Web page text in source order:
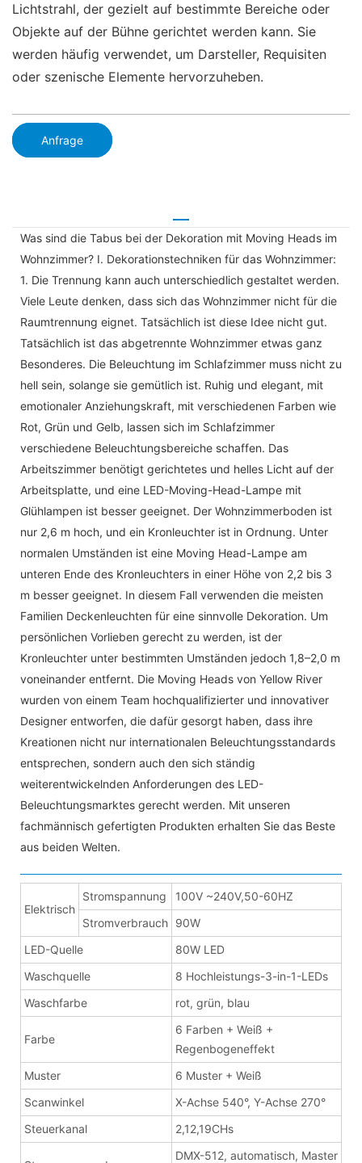
Lichtstrahl, der gezielt auf bestimmte Bereiche oder
Objekte auf der Bühne gerichtet werden kann. Sie
werden häufig verwendet, um Darsteller, Requisiten
oder szenische Elemente hervorzuheben.
Anfrage
Was sind die Tabus bei der Dekoration mit Moving Heads im
Wohnzimmer? I. Dekorationstechniken für das Wohnzimmer:
1. Die Trennung kann auch unterschiedlich gestaltet werden.
Viele Leute denken, dass sich das Wohnzimmer nicht für die
Raumtrennung eignet. Tatsächlich ist diese Idee nicht gut.
Tatsächlich ist das abgetrennte Wohnzimmer etwas ganz
Besonderes. Die Beleuchtung im Schlafzimmer muss nicht zu
hell sein, solange sie gemütlich ist. Ruhig und elegant, mit
emotionaler Anziehungskraft, mit verschiedenen Farben wie
Rot, Grün und Gelb, lassen sich im Schlafzimmer
verschiedene Beleuchtungsbereiche schaffen. Das
Arbeitszimmer benötigt gerichtetes und helles Licht auf der
Arbeitsplatte, und eine LED-Moving-Head-Lampe mit
Glühlampen ist besser geeignet. Der Wohnzimmerboden ist
nur 2,6 m hoch, und ein Kronleuchter ist in Ordnung. Unter
normalen Umständen ist eine Moving Head-Lampe am
unteren Ende des Kronleuchters in einer Höhe von 2,2 bis 3
m besser geeignet. In diesem Fall verwenden die meisten
Familien Deckenleuchten für eine sinnvolle Dekoration. Um
persönlichen Vorlieben gerecht zu werden, ist der
Kronleuchter unter bestimmten Umständen jedoch 1,8–2,0 m
voneinander entfernt. Die Moving Heads von Yellow River
wurden von einem Team hochqualifizierter und innovativer
Designer entworfen, die dafür gesorgt haben, dass ihre
Kreationen nicht nur internationalen Beleuchtungsstandards
entsprechen, sondern auch den sich ständig
weiterentwickelnden Anforderungen des LED-
Beleuchtungsmarktes gerecht werden. Mit unseren
fachmännisch gefertigten Produkten erhalten Sie das Beste
aus beiden Welten.
Elektrisch
Stromspannung
100V ~240V,50-60HZ
Stromverbrauch 90W
LED-Quelle
80W LED
Waschquelle
8 Hochleistungs-3-in-1-LEDs
Waschfarbe
rot, grün, blau
Farbe
6 Farben + Weiß +
Regenbogeneffekt
Muster
6 Muster + Weiß
Scanwinkel
X-Achse 540°, Y-Achse 270°
Steuerkanal
2,12,19CHs
DMX-512, automatisch, Master